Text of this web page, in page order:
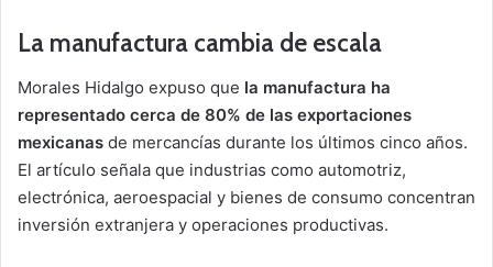
La manufactura cambia de escala
Morales Hidalgo expuso que la manufactura ha
representado cerca de 80% de las exportaciones
mexicanas de mercancías durante los últimos cinco años.
El artículo señala que industrias como automotriz,
electrónica, aeroespacial y bienes de consumo concentran
inversión extranjera y operaciones productivas.